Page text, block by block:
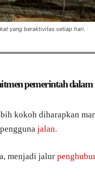
yang beraktivitas setiap hari.
pemerintah dalam
kokoh diharapkan
jalan.
menjadi jalur